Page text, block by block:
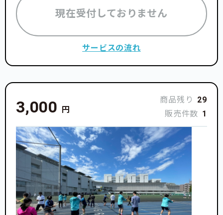
現在受付しておりません
サービスの流れ
3,000 円
商品残り
29
販売件数 1